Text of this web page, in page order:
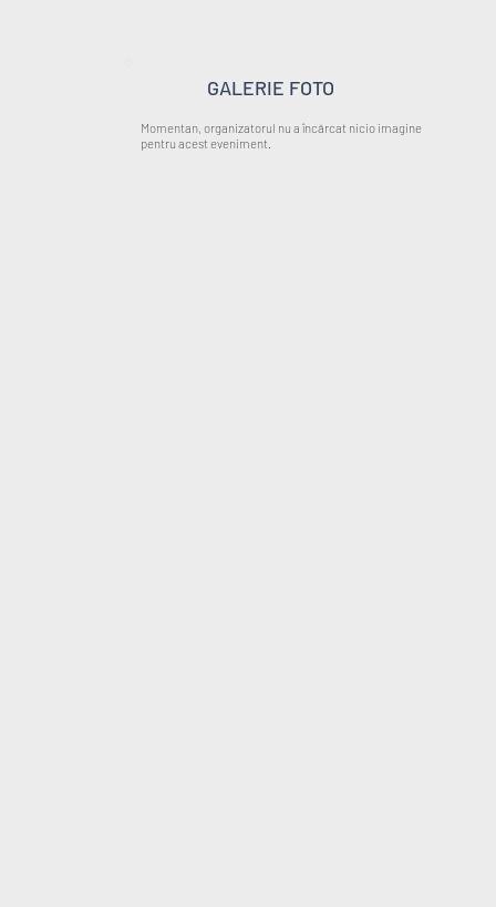
GALERIE FOTO
Momentan, organizatorul nu a încărcat nicio imagine
pentru acest eveniment.